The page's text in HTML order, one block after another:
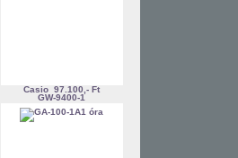
Casio 97.100,- Ft
GW-9400-1